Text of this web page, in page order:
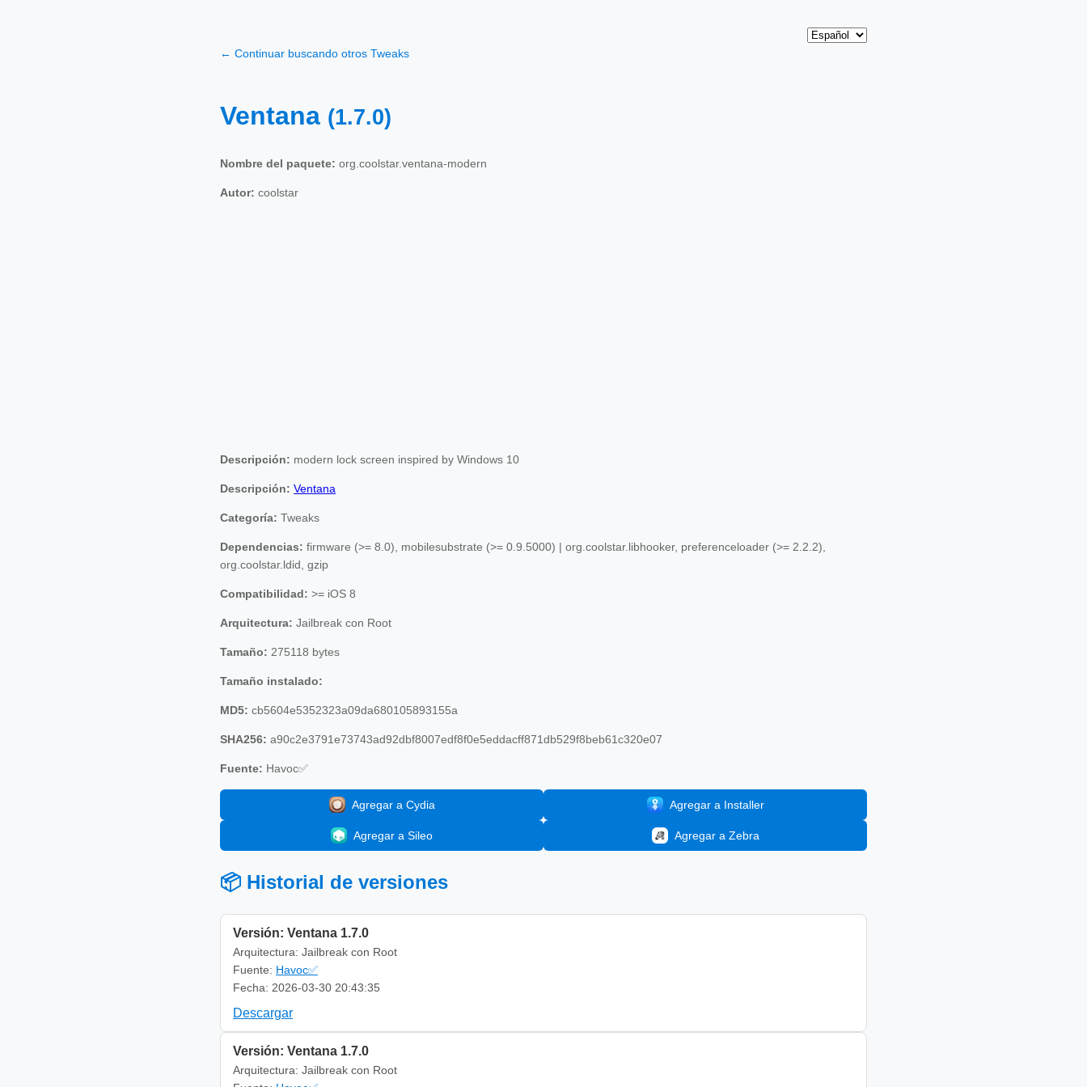
← Continuar buscando otros Tweaks
Ventana (1.7.0)
Nombre del paquete: org.coolstar.ventana-modern
Autor: coolstar
Descripción: modern lock screen inspired by Windows 10
Descripción: Ventana
Categoría: Tweaks
Dependencias: firmware (>= 8.0), mobilesubstrate (>= 0.9.5000) | org.coolstar.libhooker, preferenceloader (>= 2.2.2),
org.coolstar.ldid, gzip
Compatibilidad: >= iOS 8
Arquitectura: Jailbreak con Root
Tamaño: 275118 bytes
Tamaño instalado:
MD5: cb5604e5352323a09da680105893155a
SHA256: a90c2e3791e73743ad92dbf8007edf8f0e5eddacff871db529f8beb61c320e07
Fuente: Havoc✅
Agregar a Cydia Agregar a Installer
Agregar a Sileo Agregar a Zebra
📦 Historial de versiones
Versión: Ventana 1.7.0
Arquitectura: Jailbreak con Root
Fuente: Havoc✅
Fecha: 2026-03-30 20:43:35
Descargar
Versión: Ventana 1.7.0
Arquitectura: Jailbreak con Root